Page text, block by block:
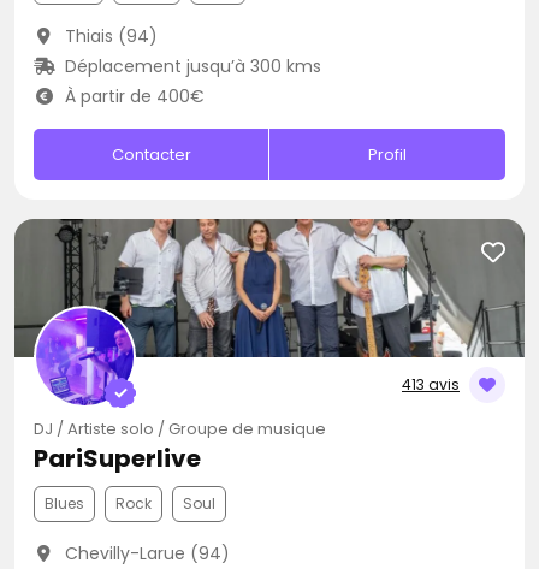
Thiais (94)
Déplacement jusqu’à 300 kms
À partir de 400€
Contacter Profil
413 avis
DJ / Artiste solo / Groupe de musique
PariSuperlive
Blues Rock Soul
Chevilly-Larue (94)